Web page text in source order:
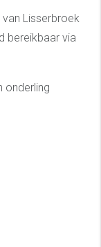
van Lisserbroek
bereikbaar via
onderling